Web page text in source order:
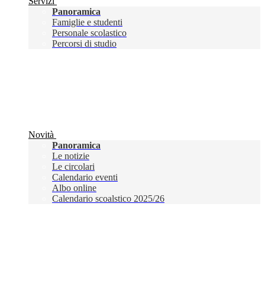
Panoramica
Famiglie e studenti
Personale scolastico
Percorsi di studio
Novità
Panoramica
Le notizie
Le circolari
Calendario eventi
Albo online
Calendario scoalstico 2025/26